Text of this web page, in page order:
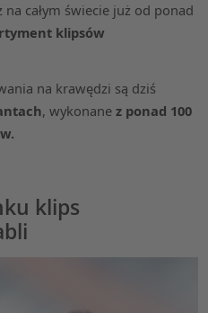
całym świecie już od ponad
klipsów
na krawędzi są dziś
, wykonanez ponad 100
klips